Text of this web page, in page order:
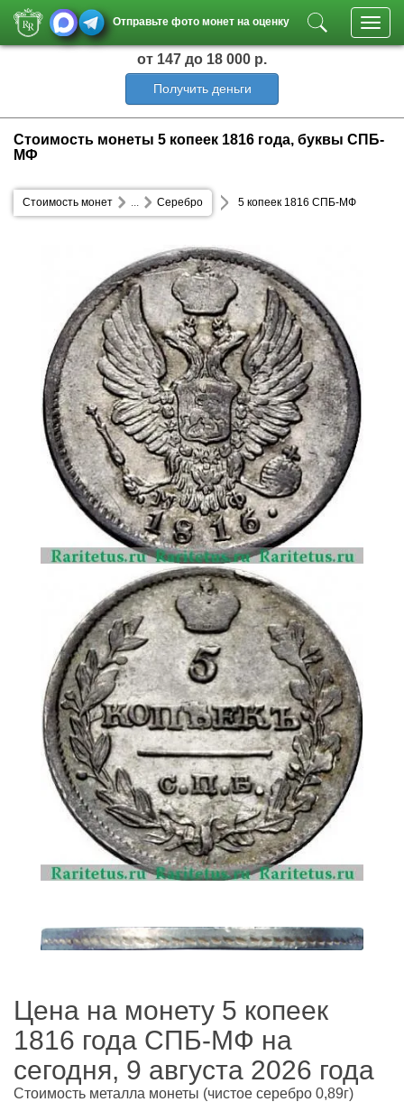
Отправьте фото монет на оценку
от 147 до 18 000 р.
Получить деньги
Стоимость монеты 5 копеек 1816 года, буквы СПБ-
МФ
Стоимость монет Серебро
... 5 копеек 1816 СПБ-МФ
Цена на монету 5 копеек
1816 года СПБ-МФ на
сегодня, 9 августа 2026 года
Стоимость металла монеты (чистое серебро 0,89г)